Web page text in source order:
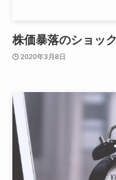
株価暴落のショッ
2020年3月8日